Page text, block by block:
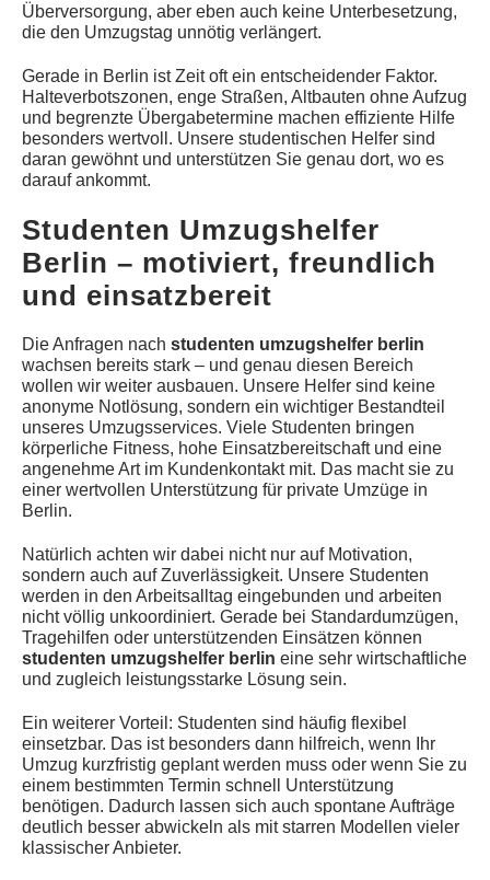
Überversorgung, aber eben auch keine Unterbesetzung,
die den Umzugstag unnötig verlängert.
Gerade in Berlin ist Zeit oft ein entscheidender Faktor.
Halteverbotszonen, enge Straßen, Altbauten ohne Aufzug
und begrenzte Übergabetermine machen effiziente Hilfe
besonders wertvoll. Unsere studentischen Helfer sind
daran gewöhnt und unterstützen Sie genau dort, wo es
darauf ankommt.
Studenten Umzugshelfer
Berlin – motiviert, freundlich
und einsatzbereit
Die Anfragen nach studenten umzugshelfer berlin
wachsen bereits stark – und genau diesen Bereich
wollen wir weiter ausbauen. Unsere Helfer sind keine
anonyme Notlösung, sondern ein wichtiger Bestandteil
unseres Umzugsservices. Viele Studenten bringen
körperliche Fitness, hohe Einsatzbereitschaft und eine
angenehme Art im Kundenkontakt mit. Das macht sie zu
einer wertvollen Unterstützung für private Umzüge in
Berlin.
Natürlich achten wir dabei nicht nur auf Motivation,
sondern auch auf Zuverlässigkeit. Unsere Studenten
werden in den Arbeitsalltag eingebunden und arbeiten
nicht völlig unkoordiniert. Gerade bei Standardumzügen,
Tragehilfen oder unterstützenden Einsätzen können
studenten umzugshelfer berlin eine sehr wirtschaftliche
und zugleich leistungsstarke Lösung sein.
Ein weiterer Vorteil: Studenten sind häufig flexibel
einsetzbar. Das ist besonders dann hilfreich, wenn Ihr
Umzug kurzfristig geplant werden muss oder wenn Sie zu
einem bestimmten Termin schnell Unterstützung
benötigen. Dadurch lassen sich auch spontane Aufträge
deutlich besser abwickeln als mit starren Modellen vieler
klassischer Anbieter.